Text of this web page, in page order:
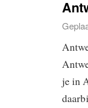
je in